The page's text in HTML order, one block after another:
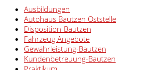
Ausbildungen
Autohaus Bautzen Oststelle
Disposition-Bautzen
Fahrzeug Angebote
Gewährleistung-Bautzen
Kundenbetreuung-Bautzen